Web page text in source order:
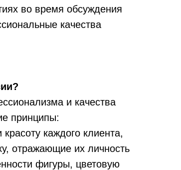
во время обсуждения
качества
и качества
принципы:
каждого клиента,
отражающие их личность
фигуры, цветовую